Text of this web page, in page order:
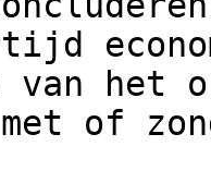
van het
of